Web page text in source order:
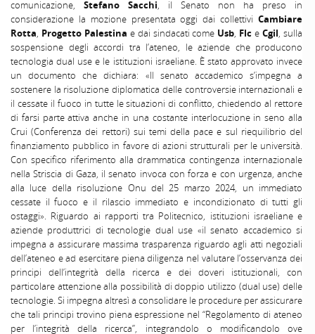
comunicazione, Stefano Sacchi, il Senato non ha preso in
considerazione la mozione presentata oggi dai collettivi Cambiare
Rotta, Progetto Palestina e dai sindacati come Usb, FlceCgil, sulla
sospensione degli accordi tra l’ateneo, le aziende che producono
tecnologia dual use e le istituzioni israeliane. È stato approvato invece
un documento che dichiara: «Il senato accademico s’impegna a
sostenere la risoluzione diplomatica delle controversie internazionali e
il cessate il fuoco in tutte le situazioni di conflitto, chiedendo al rettore
di farsi parte attiva anche in una costante interlocuzione in seno alla
Crui (Conferenza dei rettori) sui temi della pace e sul riequilibrio del
finanziamento pubblico in favore di azioni strutturali per le università.
Con specifico riferimento alla drammatica contingenza internazionale
nella Striscia di Gaza, il senato invoca con forza e con urgenza, anche
alla luce della risoluzione Onu del 25 marzo 2024, un immediato
cessate il fuoco e il rilascio immediato e incondizionato di tutti gli
ostaggi». Riguardo ai rapporti tra Politecnico, istituzioni israeliane e
aziende produttrici di tecnologie dual use «il senato accademico si
impegna a assicurare massima trasparenza riguardo agli atti negoziali
dell’ateneo e ad esercitare piena diligenza nel valutare l’osservanza dei
principi dell’integrità della ricerca e dei doveri istituzionali, con
particolare attenzione alla possibilità di doppio utilizzo (dual use) delle
tecnologie. Si impegna altresì a consolidare le procedure per assicurare
che tali principi trovino piena espressione nel “Regolamento di ateneo
per l’integrità della ricerca”, integrandolo o modificandolo ove